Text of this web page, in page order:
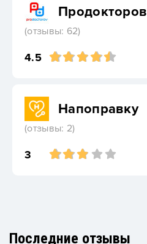
Продокторов
(отзывы: 62)
4.5
Напоправку
(отзывы: 2)
3
Последние отзывы